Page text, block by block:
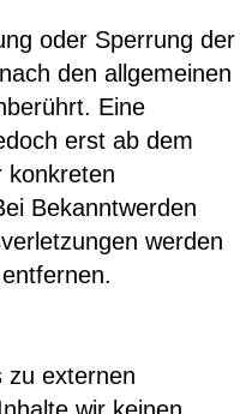
oder Sperrung der
den allgemeinen
Eine
erst ab dem
konkreten
Bekanntwerden
werden
zu externen